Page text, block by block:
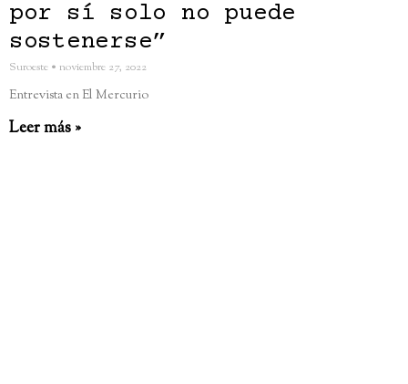
por sí solo no puede
sostenerse”
Suroeste noviembre 27, 2022
Entrevista en El Mercurio
Leer más »